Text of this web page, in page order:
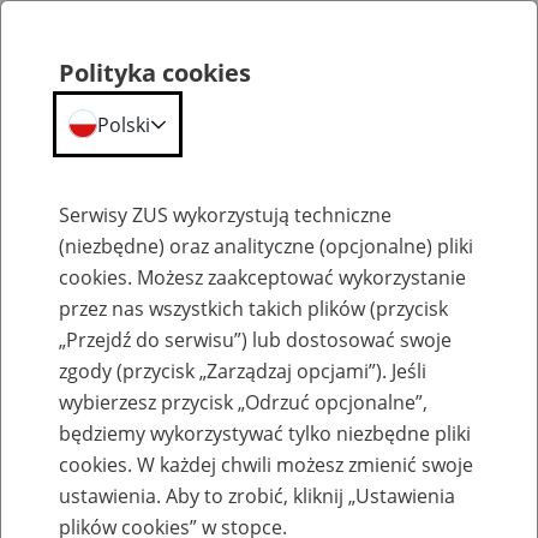
Emerytury
Baza zlikwidowanych lub
przekształconych zakładów pracy
Polityka cookies
Polski
Serwisy ZUS wykorzystują techniczne
(niezbędne) oraz analityczne (opcjonalne) pliki
cookies. Możesz zaakceptować wykorzystanie
przez nas wszystkich takich plików (przycisk
„Przejdź do serwisu”) lub dostosować swoje
zgody (przycisk „Zarządzaj opcjami”). Jeśli
wybierzesz przycisk „Odrzuć opcjonalne”,
będziemy wykorzystywać tylko niezbędne pliki
cookies. W każdej chwili możesz zmienić swoje
ustawienia. Aby to zrobić, kliknij „Ustawienia
plików cookies” w stopce.